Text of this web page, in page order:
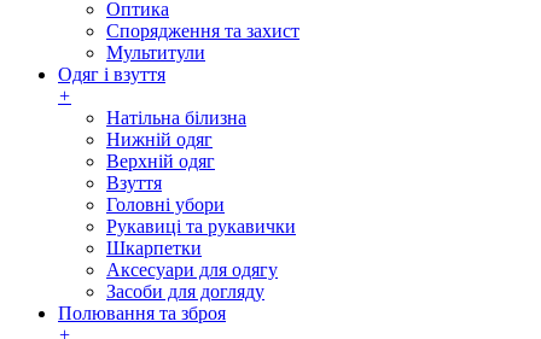
Оптика
Спорядження та захист
Мультитули
Одяг і взуття
+
Натільна білизна
Нижній одяг
Верхній одяг
Взуття
Головні убори
Рукавиці та рукавички
Шкарпетки
Аксесуари для одягу
Засоби для догляду
Полювання та зброя
+